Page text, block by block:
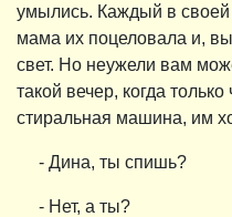
умылись. Каждый в своей
мама их поцеловала и,
свет. Но неужели вам
такой вечер, когда
стиральная машина, им
- Дина, ты спишь?
- Нет, а ты?